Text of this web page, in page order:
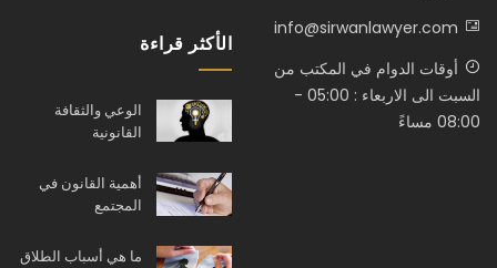
info@sirwanlawyer.com
أوقات الدوام في المكتب من
السبت الى الاربعاء : 05:00 -
08:00 مساءً
الأكثر قراءة
الوعي والثقافة
القانونية
أهمية القانون في
المجتمع
ما هي أسباب الطلاق